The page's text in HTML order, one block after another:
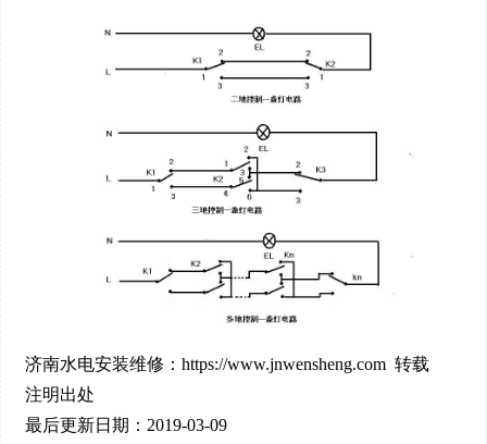
济南水电安装维修：https://www.jnwensheng.com 转载
注明出处
最后更新日期：2019-03-09